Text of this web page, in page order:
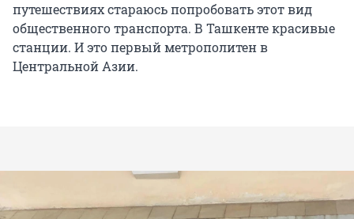
путешествиях стараюсь попробовать этот вид
общественного транспорта. В Ташкенте красивые
станции. И это первый метрополитен в
Центральной Азии.